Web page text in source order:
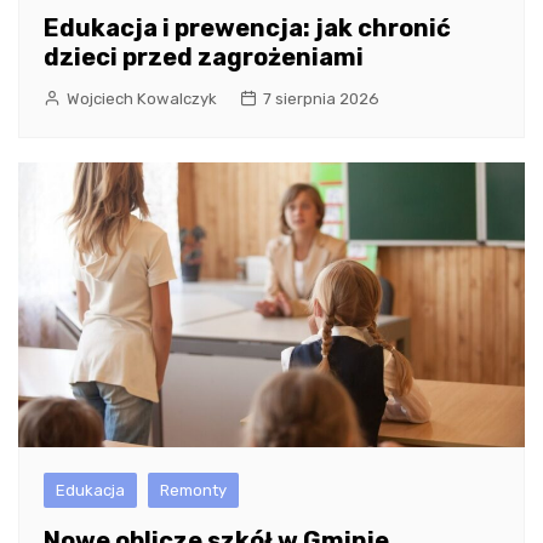
Edukacja i prewencja: jak chronić
dzieci przed zagrożeniami
Wojciech Kowalczyk 7 sierpnia 2026
Edukacja Remonty